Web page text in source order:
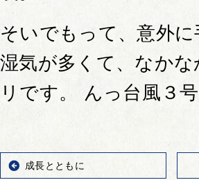
そいでもって、意外
湿気が多くて、なか
リです。 んっ台風３
成長とともに